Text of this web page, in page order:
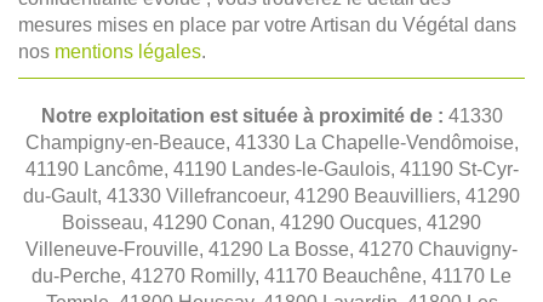
mesures mises en place par votre Artisan du Végétal dans
nos mentions légales.
Notre exploitation est située à proximité de : 41330
Champigny-en-Beauce, 41330 La Chapelle-Vendômoise,
41190 Lancôme, 41190 Landes-le-Gaulois, 41190 St-Cyr-
du-Gault, 41330 Villefrancoeur, 41290 Beauvilliers, 41290
Boisseau, 41290 Conan, 41290 Oucques, 41290
Villeneuve-Frouville, 41290 La Bosse, 41270 Chauvigny-
du-Perche, 41270 Romilly, 41170 Beauchêne, 41170 Le